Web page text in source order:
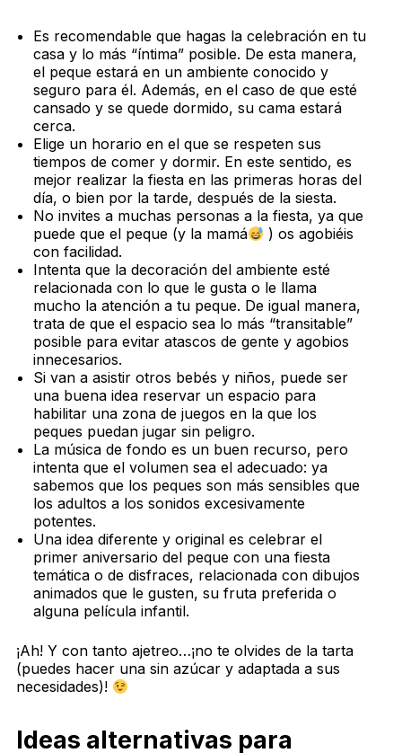
Es recomendable que hagas la celebración en tu
casa y lo más “íntima” posible. De esta manera,
el peque estará en un ambiente conocido y
seguro para él. Además, en el caso de que esté
cansado y se quede dormido, su cama estará
cerca.
Elige un horario en el que se respeten sus
tiempos de comer y dormir. En este sentido, es
mejor realizar la fiesta en las primeras horas del
día, o bien por la tarde, después de la siesta.
No invites a muchas personas a la fiesta, ya que
puede que el peque (y la mamá
) os agobiéis
con facilidad.
Intenta que la decoración del ambiente esté
relacionada con lo que le gusta o le llama
mucho la atención a tu peque. De igual manera,
trata de que el espacio sea lo más “transitable”
posible para evitar atascos de gente y agobios
innecesarios.
Si van a asistir otros bebés y niños, puede ser
una buena idea reservar un espacio para
habilitar una zona de juegos en la que los
peques puedan jugar sin peligro.
La música de fondo es un buen recurso, pero
intenta que el volumen sea el adecuado: ya
sabemos que los peques son más sensibles que
los adultos a los sonidos excesivamente
potentes.
Una idea diferente y original es celebrar el
primer aniversario del peque con una fiesta
temática o de disfraces, relacionada con dibujos
animados que le gusten, su fruta preferida o
alguna película infantil.
¡Ah! Y con tanto ajetreo…¡no te olvides de la tarta
(puedes hacer una sin azúcar y adaptada a sus
necesidades)!
Ideas alternativas para